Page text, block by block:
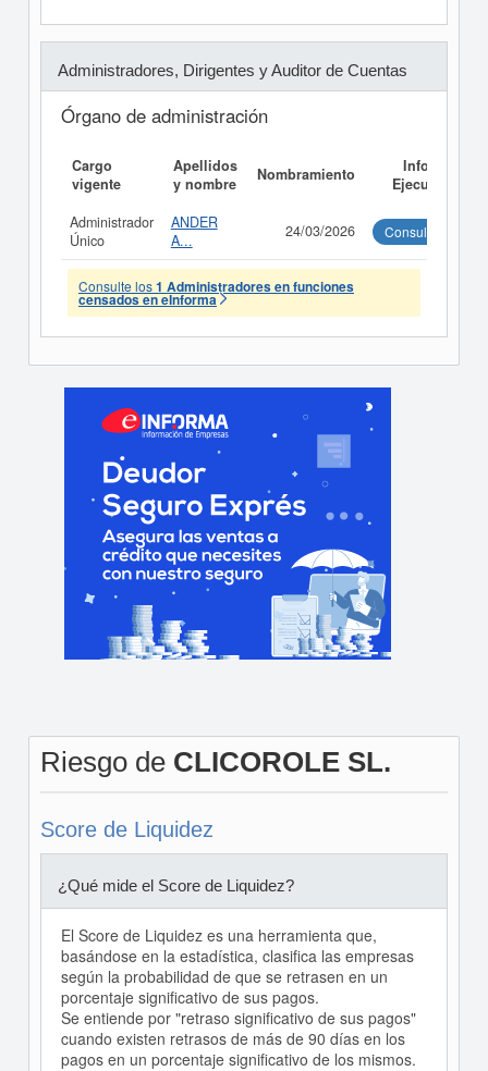
Administradores, Dirigentes y Auditor de Cuentas
Órgano de administración
Cargo
vigente
Apellidos
y nombre
Nombramiento
Informe
Ejecutivo
Administrador
Único
ANDER
A...
24/03/2026 Consultar
Consulte los1 Administradores en funciones
censados en eInforma
Riesgo de CLICOROLE SL.
Score de Liquidez
¿Qué mide el Score de Liquidez?
El Score de Liquidez es una herramienta que,
basándose en la estadística, clasifica las empresas
según la probabilidad de que se retrasen en un
porcentaje significativo de sus pagos.
Se entiende por "retraso significativo de sus pagos"
cuando existen retrasos de más de 90 días en los
pagos en un porcentaje significativo de los mismos.